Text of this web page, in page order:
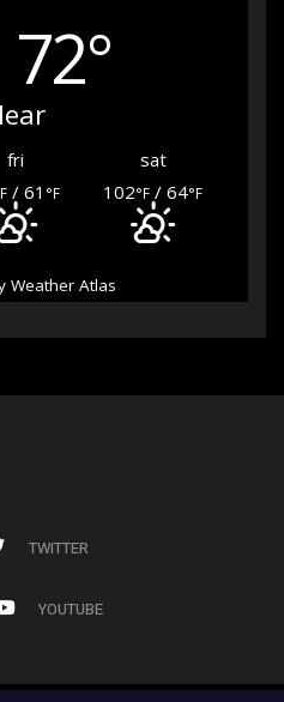
72°
fri
sat
/ 61 °F 102°F / 64°F
Weather Atlas
TWITTER
YOUTUBE